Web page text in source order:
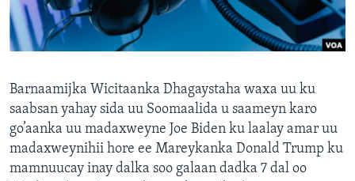
FAAQIDAADDA TODDOBAADKA
DHEXTAALKA TODDOBAADKA
Barnaamijka Wicitaanka Dhagaystaha waxa uu ku
saabsan yahay sida uu Soomaalida u saameyn karo
go’aanka uu madaxweyne Joe Biden ku laalay amar uu
madaxweynihii hore ee Mareykanka Donald Trump ku
mamnuucay inay dalka soo galaan dadka 7 dal oo